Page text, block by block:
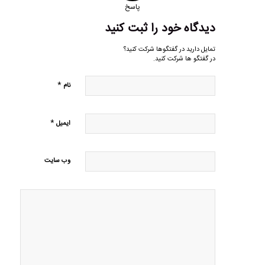
پاسخ
دیدگاه خود را ثبت کنید
تمایل دارید در گفتگوها شرکت کنید؟
در گفتگو ها شرکت کنید.
نام *
ایمیل*
وب‌ سایت